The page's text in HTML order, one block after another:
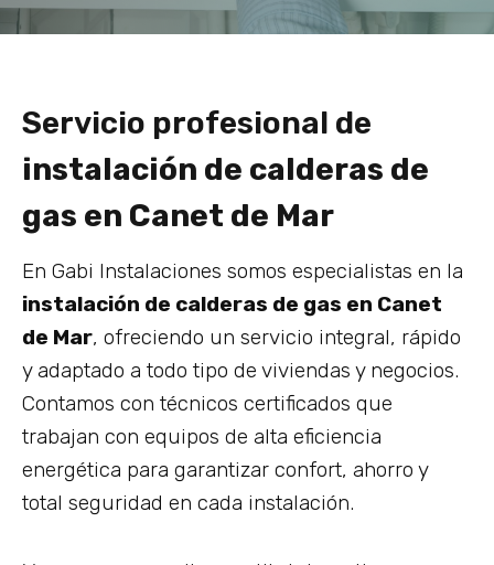
Servicio profesional de
instalación de calderas de
gas en Canet de Mar
En Gabi Instalaciones somos especialistas en la
instalación de calderas de gas en Canet
de Mar, ofreciendo un servicio integral, rápido
y adaptado a todo tipo de viviendas y negocios.
Contamos con técnicos certificados que
trabajan con equipos de alta eficiencia
energética para garantizar confort, ahorro y
total seguridad en cada instalación.